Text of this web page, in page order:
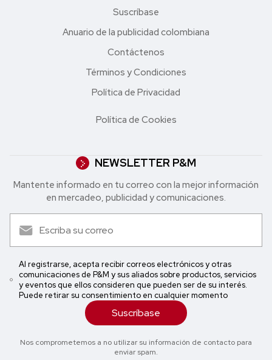
Suscríbase
Anuario de la publicidad colombiana
Contáctenos
Términos y Condiciones
Política de Privacidad
Política de Cookies
NEWSLETTER P&M
Mantente informado en tu correo con la mejor in formación
en mercadeo, publicidad y comunicaciones.
Al registrarse, acepta recibir correos electrónicos y otras
comunicaciones de P&M y sus aliados sobre productos, servicios
y eventos que ellos consideren que pueden ser de su interés.
Puede retirar su consentimiento en cualquier momento
Suscríbase
Nos comprometemos a no utilizar su información de contacto para
enviar spam.